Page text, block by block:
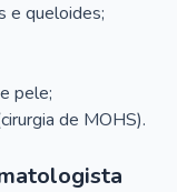
e queloides;
pele;
de MOHS).